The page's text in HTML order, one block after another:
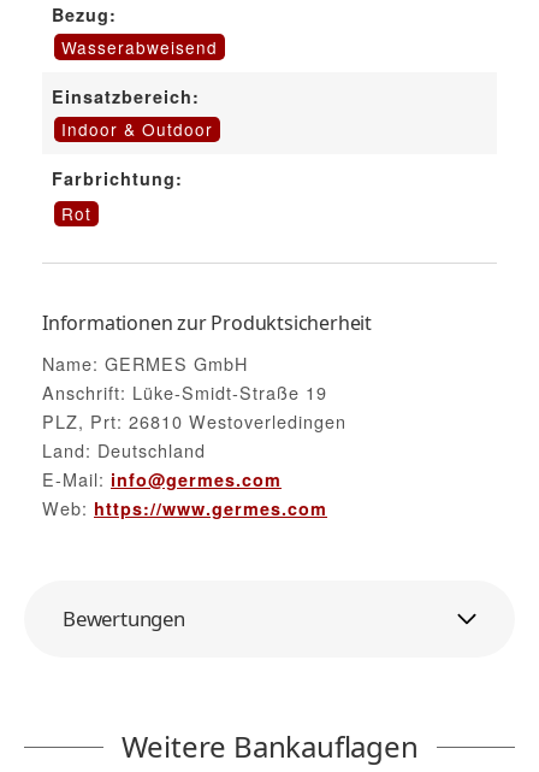
Bezug:
Wasserabweisend
Einsatzbereich:
Indoor & Outdoor
Farbrichtung:
Rot
Informationen zur Produktsicherheit
Name: GERMES GmbH
Anschrift: Lüke-Smidt-Straße 19
PLZ, Prt: 26810 Westoverledingen
Land: Deutschland
E-Mail: info@germes.com
Web: https://www.germes.com
Bewertungen
Weitere Bankauflagen